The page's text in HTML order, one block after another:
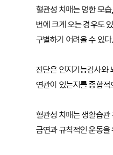
혈관성 치매는 멍한 모
번에 크게 오는 경우도
구별하기 어려울 수 있다.
진단은 인지기능검사와
연관이 있는지를 종합적
혈관성 치매는 생활습관
금연과 규칙적인 운동을